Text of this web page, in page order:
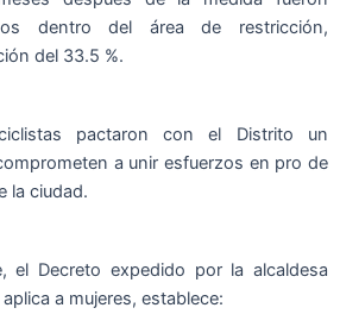
dentro del área de restricción,
del 33.5 %.
pactaron con el Distrito un
a unir esfuerzos en pro de
la ciudad.
el Decreto expedido por la alcaldesa
a mujeres, establece: